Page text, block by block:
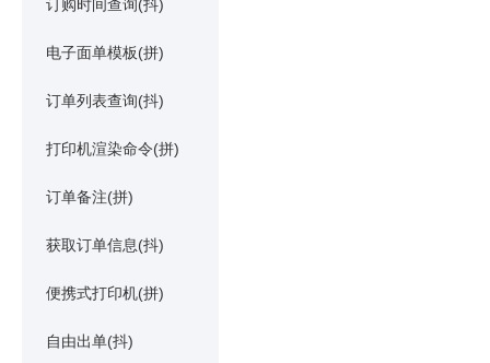
订购时间查询(抖)
电子面单模板(拼)
订单列表查询(抖)
打印机渲染命令(拼)
订单备注(拼)
获取订单信息(抖)
便携式打印机(拼)
自由出单(抖)